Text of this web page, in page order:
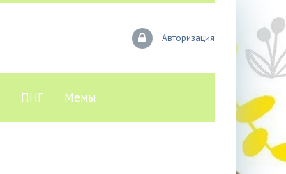
Авторизация
ПНГ Мемы